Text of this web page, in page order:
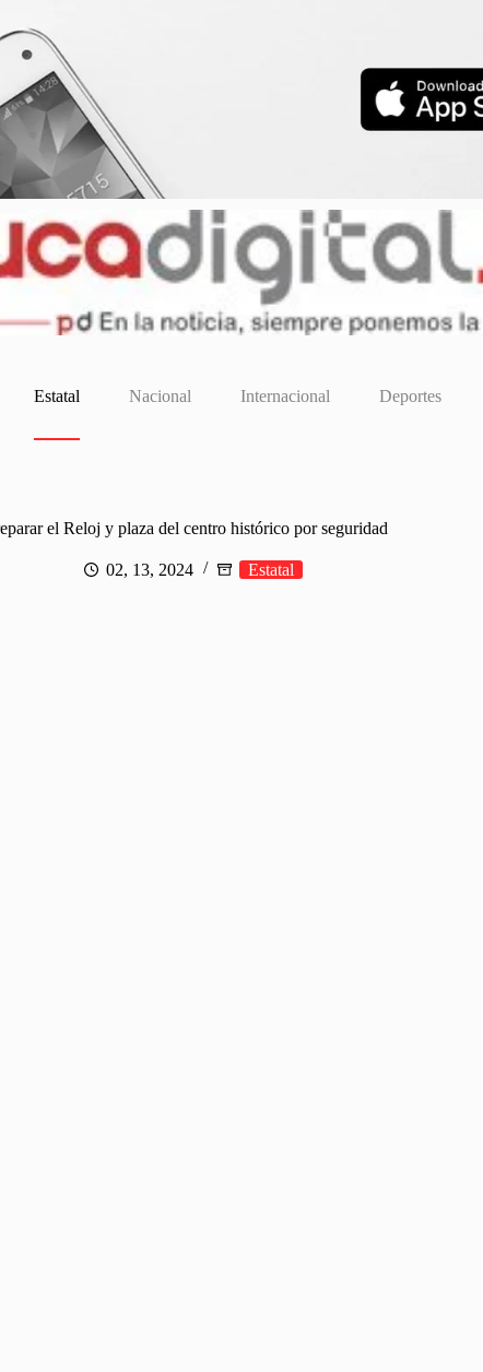
Estatal Nacional Internacional Deportes
el Reloj y plaza del centro histórico por seguridad
02, 13, 2024 Estatal